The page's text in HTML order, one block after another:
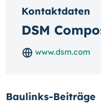
Kontaktdaten
DSM
www.dsm.com
Baulinks-Beiträge